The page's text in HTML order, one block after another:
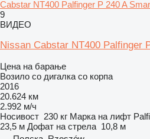
Cabstar NT400 Palfinger P 240 A
9
ВИДЕО
Nissan Cabstar NT400 Palfinger
Цена на барање
Возило со дигалка со корпа
2016
20.624 км
2.992 м/ч
Носивост 230 кг Марка на лифт
23,5 м Дофат на стрела 10,8 м